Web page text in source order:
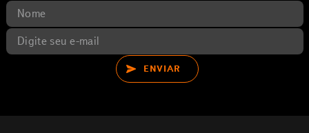
ENVIAR